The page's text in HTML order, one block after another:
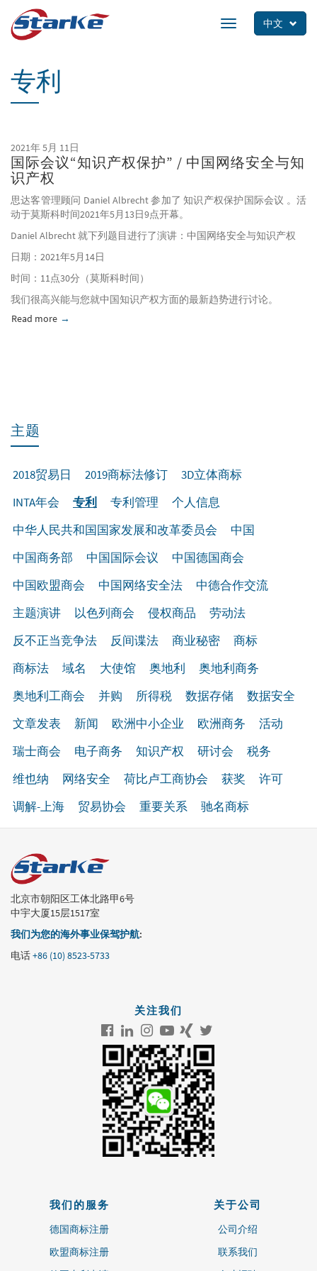
main
中文
Toggle
navigation
专利
2021年 5月 11日
国际会议“知识产权保护” / 中国网络安全与知
识产权
思达客管理顾问 Daniel Albrecht 参加了 知识产权保护国际会议 。活
动于莫斯科时间2021年5月13日9点开幕。
Daniel Albrecht 就下列题目进行了演讲：中国网络安全与知识产权
日期：2021年5月14日
时间：11点30分（莫斯科时间）
我们很高兴能与您就中国知识产权方面的最新趋势进行讨论。
Read more about 国际会议“知识产权保护” / 中国网络安全与知识产权
主题
2018贸易日 2019商标法修订
3D立体商标
INTA年会
专利 专利管理
个人信息
中华人民共和国国家发展和改革委员会
中国
中国商务部
中国国际会议
中国德国商会
中国欧盟商会
中国网络安全法
中德合作交流
主题演讲
以色列商会 侵权商品
劳动法
反不正当竞争法
反间谍法 商业秘密
商标
商标法
域名 大使馆 奥地利
奥地利商务
奥地利工商会
并购 所得税 数据存储
数据安全
文章发表
新闻 欧洲中小企业 欧洲商务
活动
瑞士商会
电子商务 知识产权 研讨会
税务
维也纳
网络安全 荷比卢工商协会 获奖
许可
调解-上海
贸易协会 重要关系 驰名商标
北京市朝阳区工体北路甲6号
中宇大厦15层1517室
我们为您的海外事业保驾护航:
电话+86 (10) 8523-5733
关注我们
我们的服务
德国商标注册
欧盟商标注册
关于公司
公司介绍
联系我们